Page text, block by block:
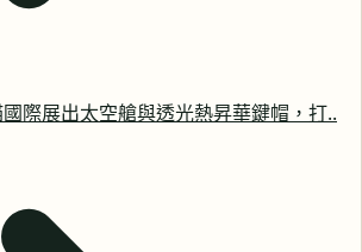
國際展出太空艙與透光熱昇華鍵帽，打..